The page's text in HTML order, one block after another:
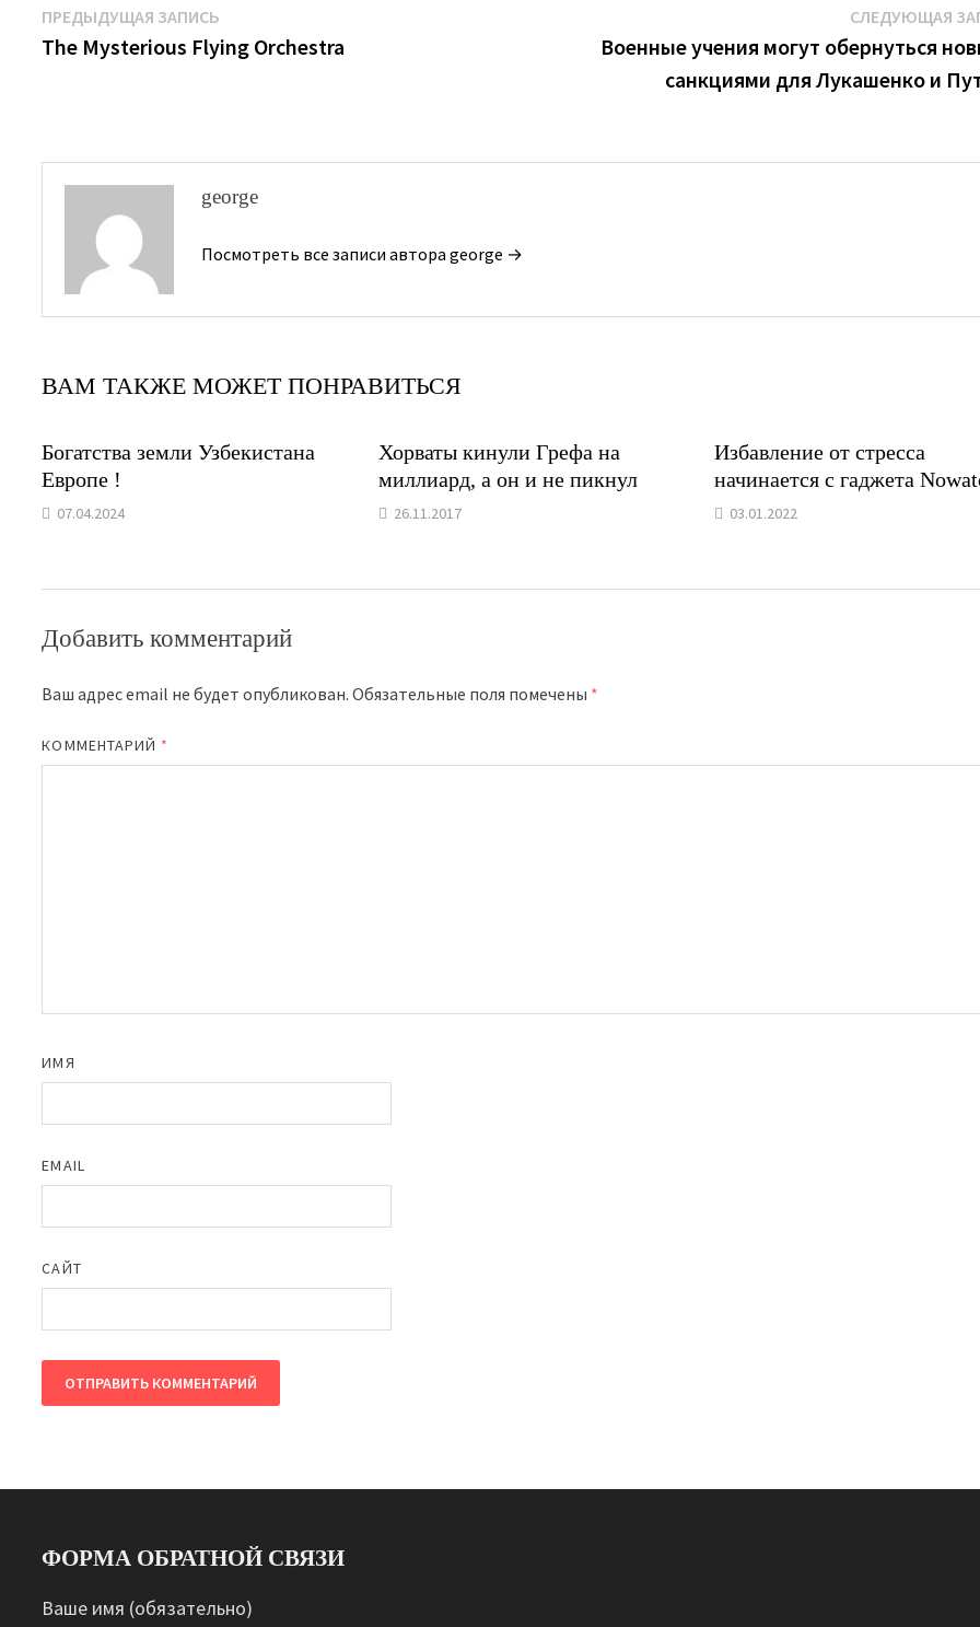
Навигация
по
ПРЕДЫДУЩАЯ ЗАПИСЬ
запись:
The Mysterious Flying Orchestra ‎
СЛЕДУЮЩАЯ
Военные учения могут обернуться
санкциями для Лукашенко и
george
Посмотреть все записи автора george →
ВАМ ТАКЖЕ МОЖЕТ ПОНРАВИТЬСЯ
Богатства земли Узбекистана
Европе !
07.04.2024
Хорваты кинули Грефа на
миллиард, а он и не пикнул
26.11.2017
Избавление от стресса
начинается с гаджета
03.01.2022
Добавить комментарий
Ваш адрес email не будет опубликован. Обязательные поля помечены *
КОММЕНТАРИЙ *
ИМЯ
EMAIL
САЙТ
ФОРМА ОБРАТНОЙ СВЯЗИ
Ваше имя (обязательно)